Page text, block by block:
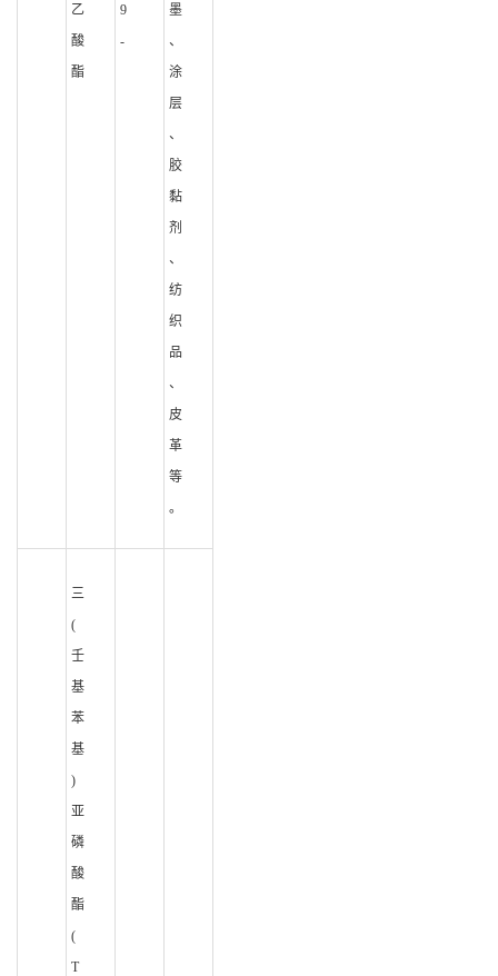
乙
酸
酯
9
-
墨
、
涂
层
、
胶
黏
剂
、
纺
织
品
、
皮
革
等
。
三
(
壬
基
苯
基
)
亚
磷
酸
酯
(
T